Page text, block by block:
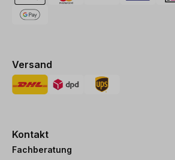
Versand
Kontakt
Fachberatung